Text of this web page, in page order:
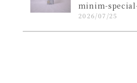
minim-
2026/07/25
コンパクトかつデザインの良い